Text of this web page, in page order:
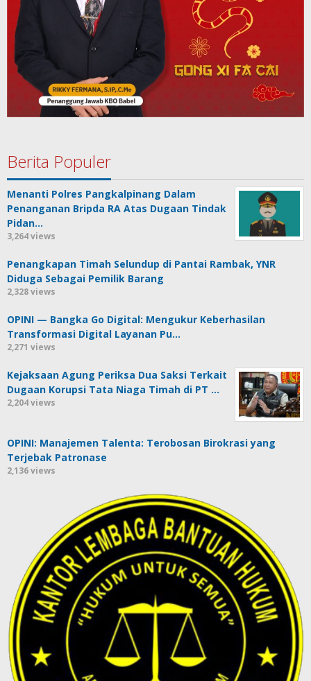
Berita Populer
Menanti Polres Pangkalpinang Dalam
Penanganan Bripda RA Atas Dugaan Tindak
Pidan…
3,264 views
Penangkapan Timah Selundup di Pantai Rambak, YNR
Diduga Sebagai Pemilik Barang
2,328 views
OPINI — Bangka Go Digital: Mengukur Keberhasilan
Transformasi Digital Layanan Pu…
2,271 views
Kejaksaan Agung Periksa Dua Saksi Terkait
Dugaan Korupsi Tata Niaga Timah di PT …
2,204 views
OPINI: Manajemen Talenta: Terobosan Birokrasi yang
Terjebak Patronase
2,136 views